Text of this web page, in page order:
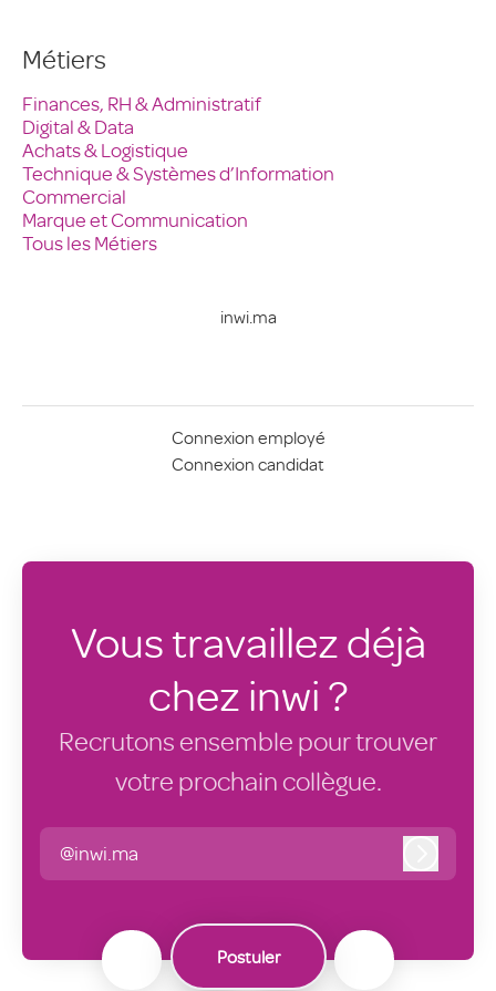
Postuler
Métiers
Finances, RH & Administratif
Digital & Data
Achats & Logistique
Technique & Systèmes d’Information
Commercial
Marque et Communication
Tous les Métiers
inwi.ma
Connexion employé
Connexion candidat
Vous travaillez déjà
chez inwi ?
Recrutons ensemble pour trouver
votre prochain collègue.
@inwi.ma